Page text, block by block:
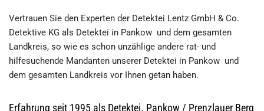
Vertrauen Sie den Experten der Detektei Lentz GmbH & Co.
Detektive KG als Detektei in Pankow und dem gesamten
Landkreis, so wie es schon unzählige andere rat- und
hilfesuchende Mandanten unserer Detektei in Pankow und
dem gesamten Landkreis vor Ihnen getan haben.
Erfahrung seit 1995 als Detektei. Pankow / Prenzlauer Berg